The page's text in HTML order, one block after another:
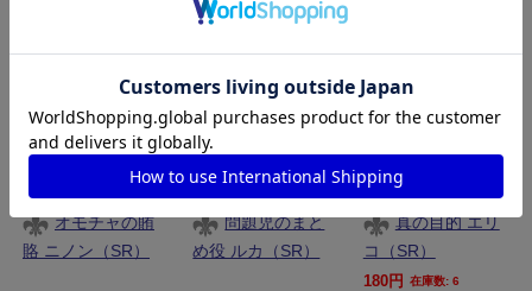
オモチャの賄
賂 ニノン（SR）
問題児のまと
め役 ルカ（SR）
真の目的 エリ
コ（SR）
180円 在庫数: 6